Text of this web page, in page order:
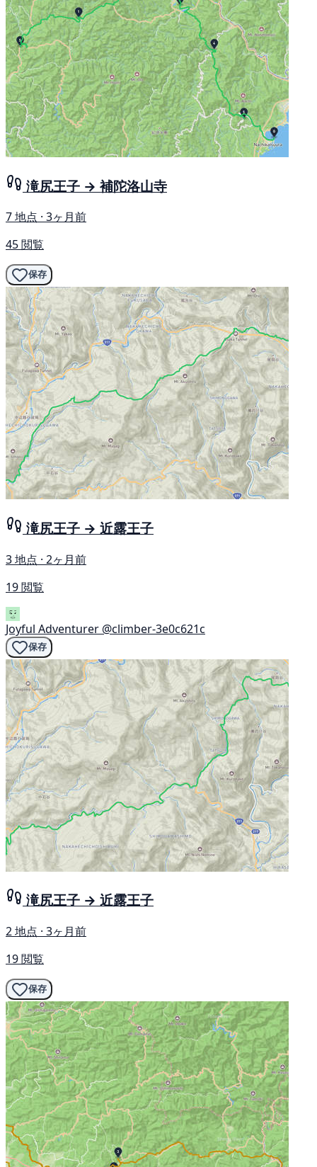
滝尻王子 → 補陀洛山寺
7 地点 · 3ヶ月前
45 閲覧
保存
滝尻王子 → 近露王子
3 地点 · 2ヶ月前
19 閲覧
Joyful Adventurer @climber-3e0c621c
保存
滝尻王子 → 近露王子
2 地点 · 3ヶ月前
19 閲覧
保存